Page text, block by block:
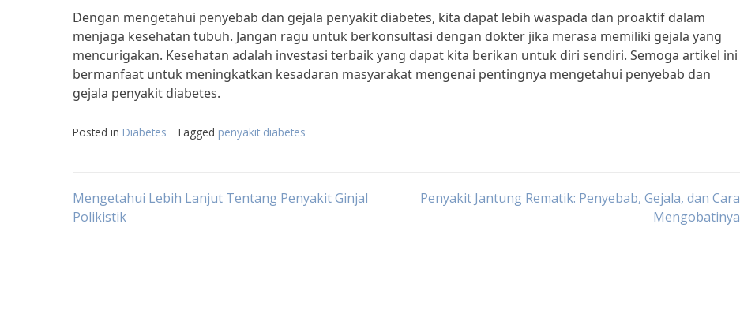
Dengan mengetahui penyebab dan gejala penyakit diabetes, kita dapat lebih waspada dan proaktif dalam
menjaga kesehatan tubuh. Jangan ragu untuk berkonsultasi dengan dokter jika merasa memiliki gejala yang
mencurigakan. Kesehatan adalah investasi terbaik yang dapat kita berikan untuk diri sendiri. Semoga artikel ini
bermanfaat untuk meningkatkan kesadaran masyarakat mengenai pentingnya mengetahui penyebab dan
gejala penyakit diabetes.
Posted in Diabetes Tagged penyakit diabetes
Post
Mengetahui Lebih Lanjut Tentang Penyakit Ginjal
Polikistik
Penyakit Jantung Rematik: Penyebab, Gejala, dan Cara
Mengobatinya